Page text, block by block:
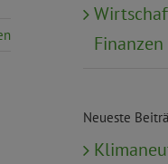
Finanzen
Neueste